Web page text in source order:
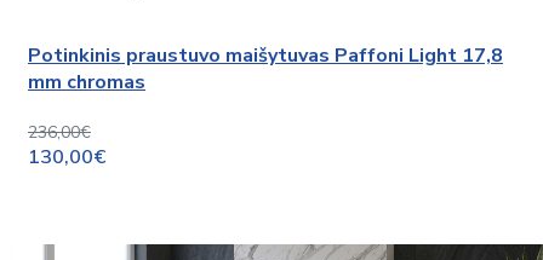
Potinkinis praustuvo maišytuvas Paffoni Light 17,8
mm chromas
236,00€
130,00€